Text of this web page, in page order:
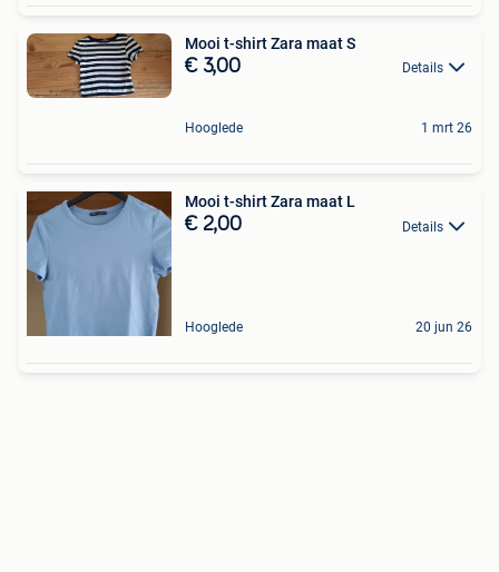
Mooi t-shirt Zara maat S
€ 3,00 Details
Hooglede 1 mrt 26
Mooi t-shirt Zara maat L
€ 2,00 Details
Hooglede 20 jun 26